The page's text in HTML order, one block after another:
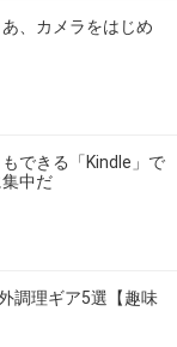
、カメラをはじめ
できる「Kindle」で
中だ
調理ギア5選【趣味